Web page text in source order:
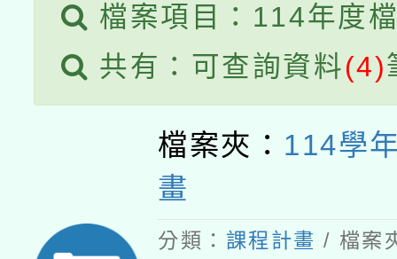
檔案項目：114年度
共有：可查詢資料(4)
檔案夾： 114學
畫
分類： 課程計畫 / 檔案